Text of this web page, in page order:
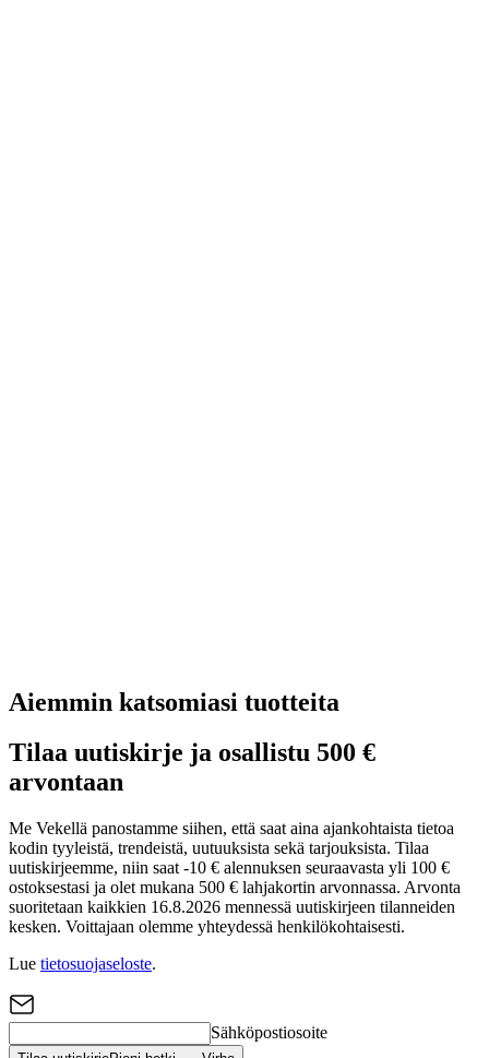
Aiemmin katsomiasi tuotteita
Tilaa uutiskirje ja osallistu 500 €
arvontaan
Me Vekellä panostamme siihen, että saat aina ajankohtaista tietoa
kodin tyyleistä, trendeistä, uutuuksista sekä tarjouksista. Tilaa
uutiskirjeemme, niin saat -10 € alennuksen seuraavasta yli 100 €
ostoksestasi ja olet mukana 500 € lahjakortin arvonnassa. Arvonta
suoritetaan kaikkien 16.8.2026 mennessä uutiskirjeen tilanneiden
kesken. Voittajaan olemme yhteydessä henkilökohtaisesti.
Lue tietosuojaseloste.
Sähköpostiosoite